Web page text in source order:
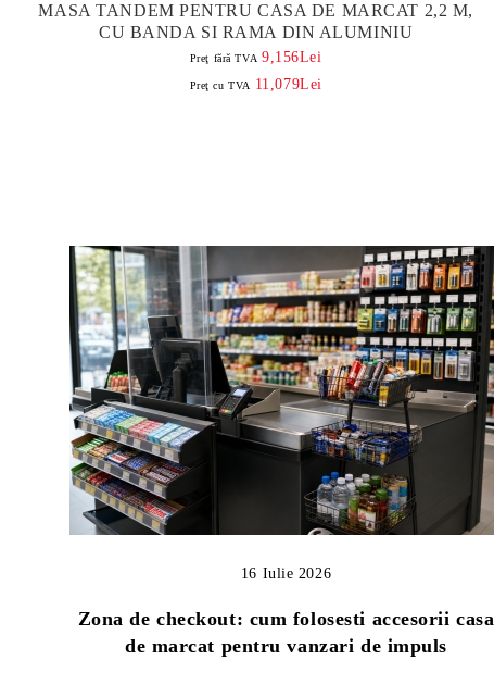
MASA TANDEM PENTRU CASA DE MARCAT 2,2 M,
CU BANDA SI RAMA DIN ALUMINIU
Preţ fără TVA 9,156Lei
Preţ cu TVA 11,079Lei
Zona de checkout: cum folosesti accesorii casa
de marcat pentru vanzari de impuls
16 Iulie 2026